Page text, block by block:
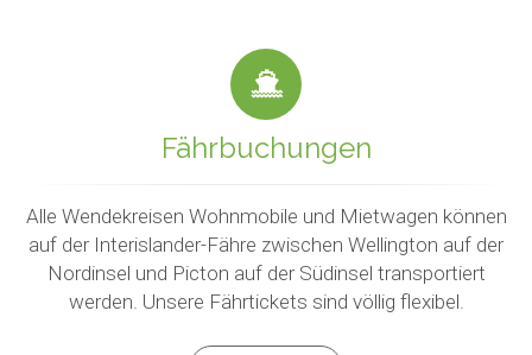
Fährbuchungen
Alle Wendekreisen Wohnmobile und Mietwagen können
auf der Interislander-Fähre zwischen Wellington auf der
Nordinsel und Picton auf der Südinsel transportiert
werden. Unsere Fährtickets sind völlig flexibel.